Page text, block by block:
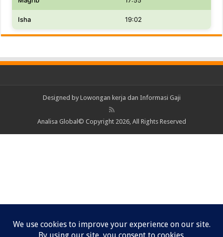
Isha 19:02
Designed by Lowongan kerja dan Informasi Gaji
Analisa Global© Copyright 2026, All Rights Reserved